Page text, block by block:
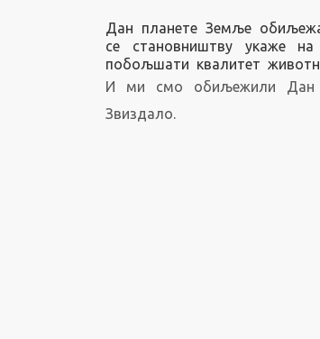
Дан планете Земље
се становништву укаже
побољшати квалитет
И ми смо обиљежили Дан
Звиздало.